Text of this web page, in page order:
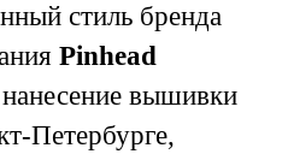
стиль бренда
Pinhead
нанесение вышивки
Петербурге,